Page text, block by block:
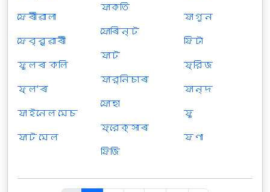
ফেৰীৱালা
ফেব্রুৱাৰী
ফুলৰ কলি
ফ্লʼৰ
ফাইনেল মেচ
ফাট মেল
ফাকতি
ফোৰিন্ট
ফাট
ফার্নিচাৰ
ফোহা
ফ্রেক্সাৰ
ফিজি
ফাগুন
ফিটা
ফ্রিজ
ফান্দ
ফু
ফণা